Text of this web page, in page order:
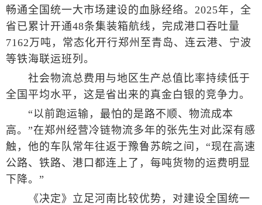
畅通全国统一大市场建设的血脉经络。2025年，全
省已累计开通48条集装箱航线，完成港口吞吐量
7162万吨，常态化开行郑州至青岛、连云港、宁波
等铁海联运班列。
社会物流总费用与地区生产总值比率持续低于
全国平均水平，这是省出来的真金白银的竞争力。
“以前跑运输，最怕的是路不顺、物流成本
高。”在郑州经营冷链物流多年的张先生对此深有感
触，他的车队常年往返于豫鲁苏皖之间，“现在高速
公路、铁路、港口都连上了，每吨货物的运费明显
下降。”
《决定》立足河南比较优势，对建设全国统一